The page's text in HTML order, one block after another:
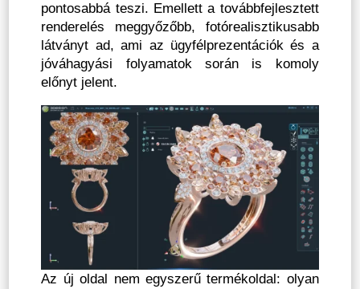
pontosabbá teszi. Emellett a továbbfejlesztett
renderelés meggyőzőbb, fotórealisztikusabb
látványt ad, ami az ügyfélprezentációk és a
jóváhagyási folyamatok során is komoly
előnyt jelent.
Az új oldal nem egyszerű termékoldal: olyan